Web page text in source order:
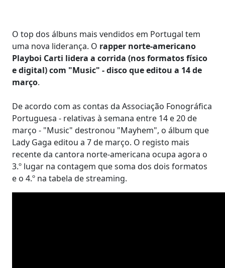
O top dos álbuns mais vendidos em Portugal tem
uma nova liderança. O rapper norte-americano
Playboi Carti lidera a corrida (nos formatos físico
e digital) com "Music" - disco que editou a 14 de
março.
De acordo com as contas da Associação Fonográfica
Portuguesa - relativas à semana entre 14 e 20 de
março - "Music" destronou "Mayhem", o álbum que
Lady Gaga editou a 7 de março. O registo mais
recente da cantora norte-americana ocupa agora o
3.º lugar na contagem que soma dos dois formatos
e o 4.º na tabela de streaming.